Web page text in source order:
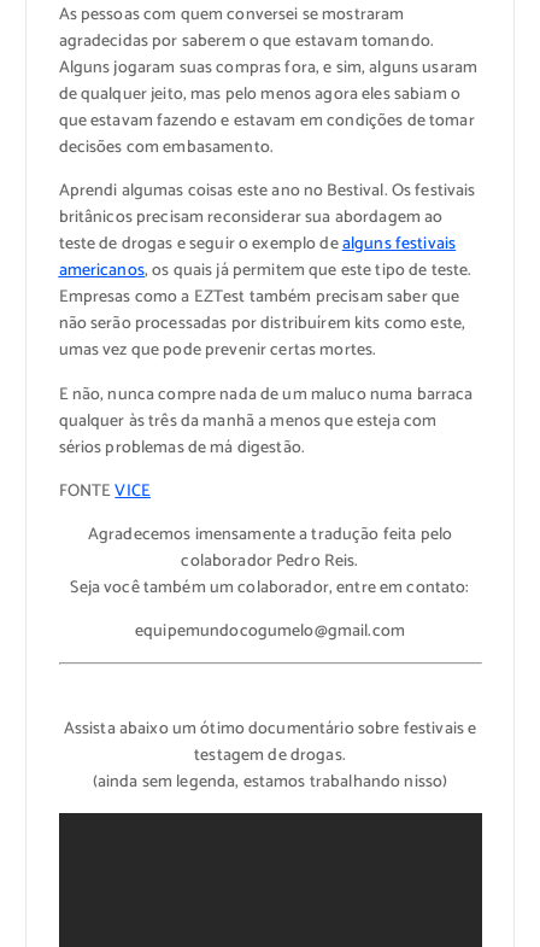
As pessoas com quem conversei se mostraram
agradecidas por saberem o que estavam tomando.
Alguns jogaram suas compras fora, e sim, alguns usaram
de qualquer jeito, mas pelo menos agora eles sabiam o
que estavam fazendo e estavam em condições de tomar
decisões com embasamento.
Aprendi algumas coisas este ano no Bestival. Os festivais
britânicos precisam reconsiderar sua abordagem ao
teste de drogas e seguir o exemplo dealguns festivais
americanos, os quais já permitem que este tipo de teste.
Empresas como a EZTest também precisam saber que
não serão processadas por distribuírem kits como este,
umas vez que pode prevenir certas mortes.
E não, nunca compre nada de um maluco numa barraca
qualquer às três da manhã a menos que esteja com
sérios problemas de má digestão.
FONTEVICE
Agradecemos imensamente a tradução feita pelo
colaborador Pedro Reis.
Seja você também um colaborador, entre em contato:
equipemundocogumelo@gmail.com
Assista abaixo um ótimo documentário sobre festivais e
testagem de drogas.
(ainda sem legenda, estamos trabalhando nisso)